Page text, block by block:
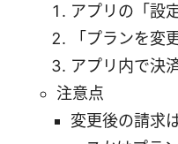
アプリの「設
「プランを変
アプリ内で決
注意点
変更後の請求